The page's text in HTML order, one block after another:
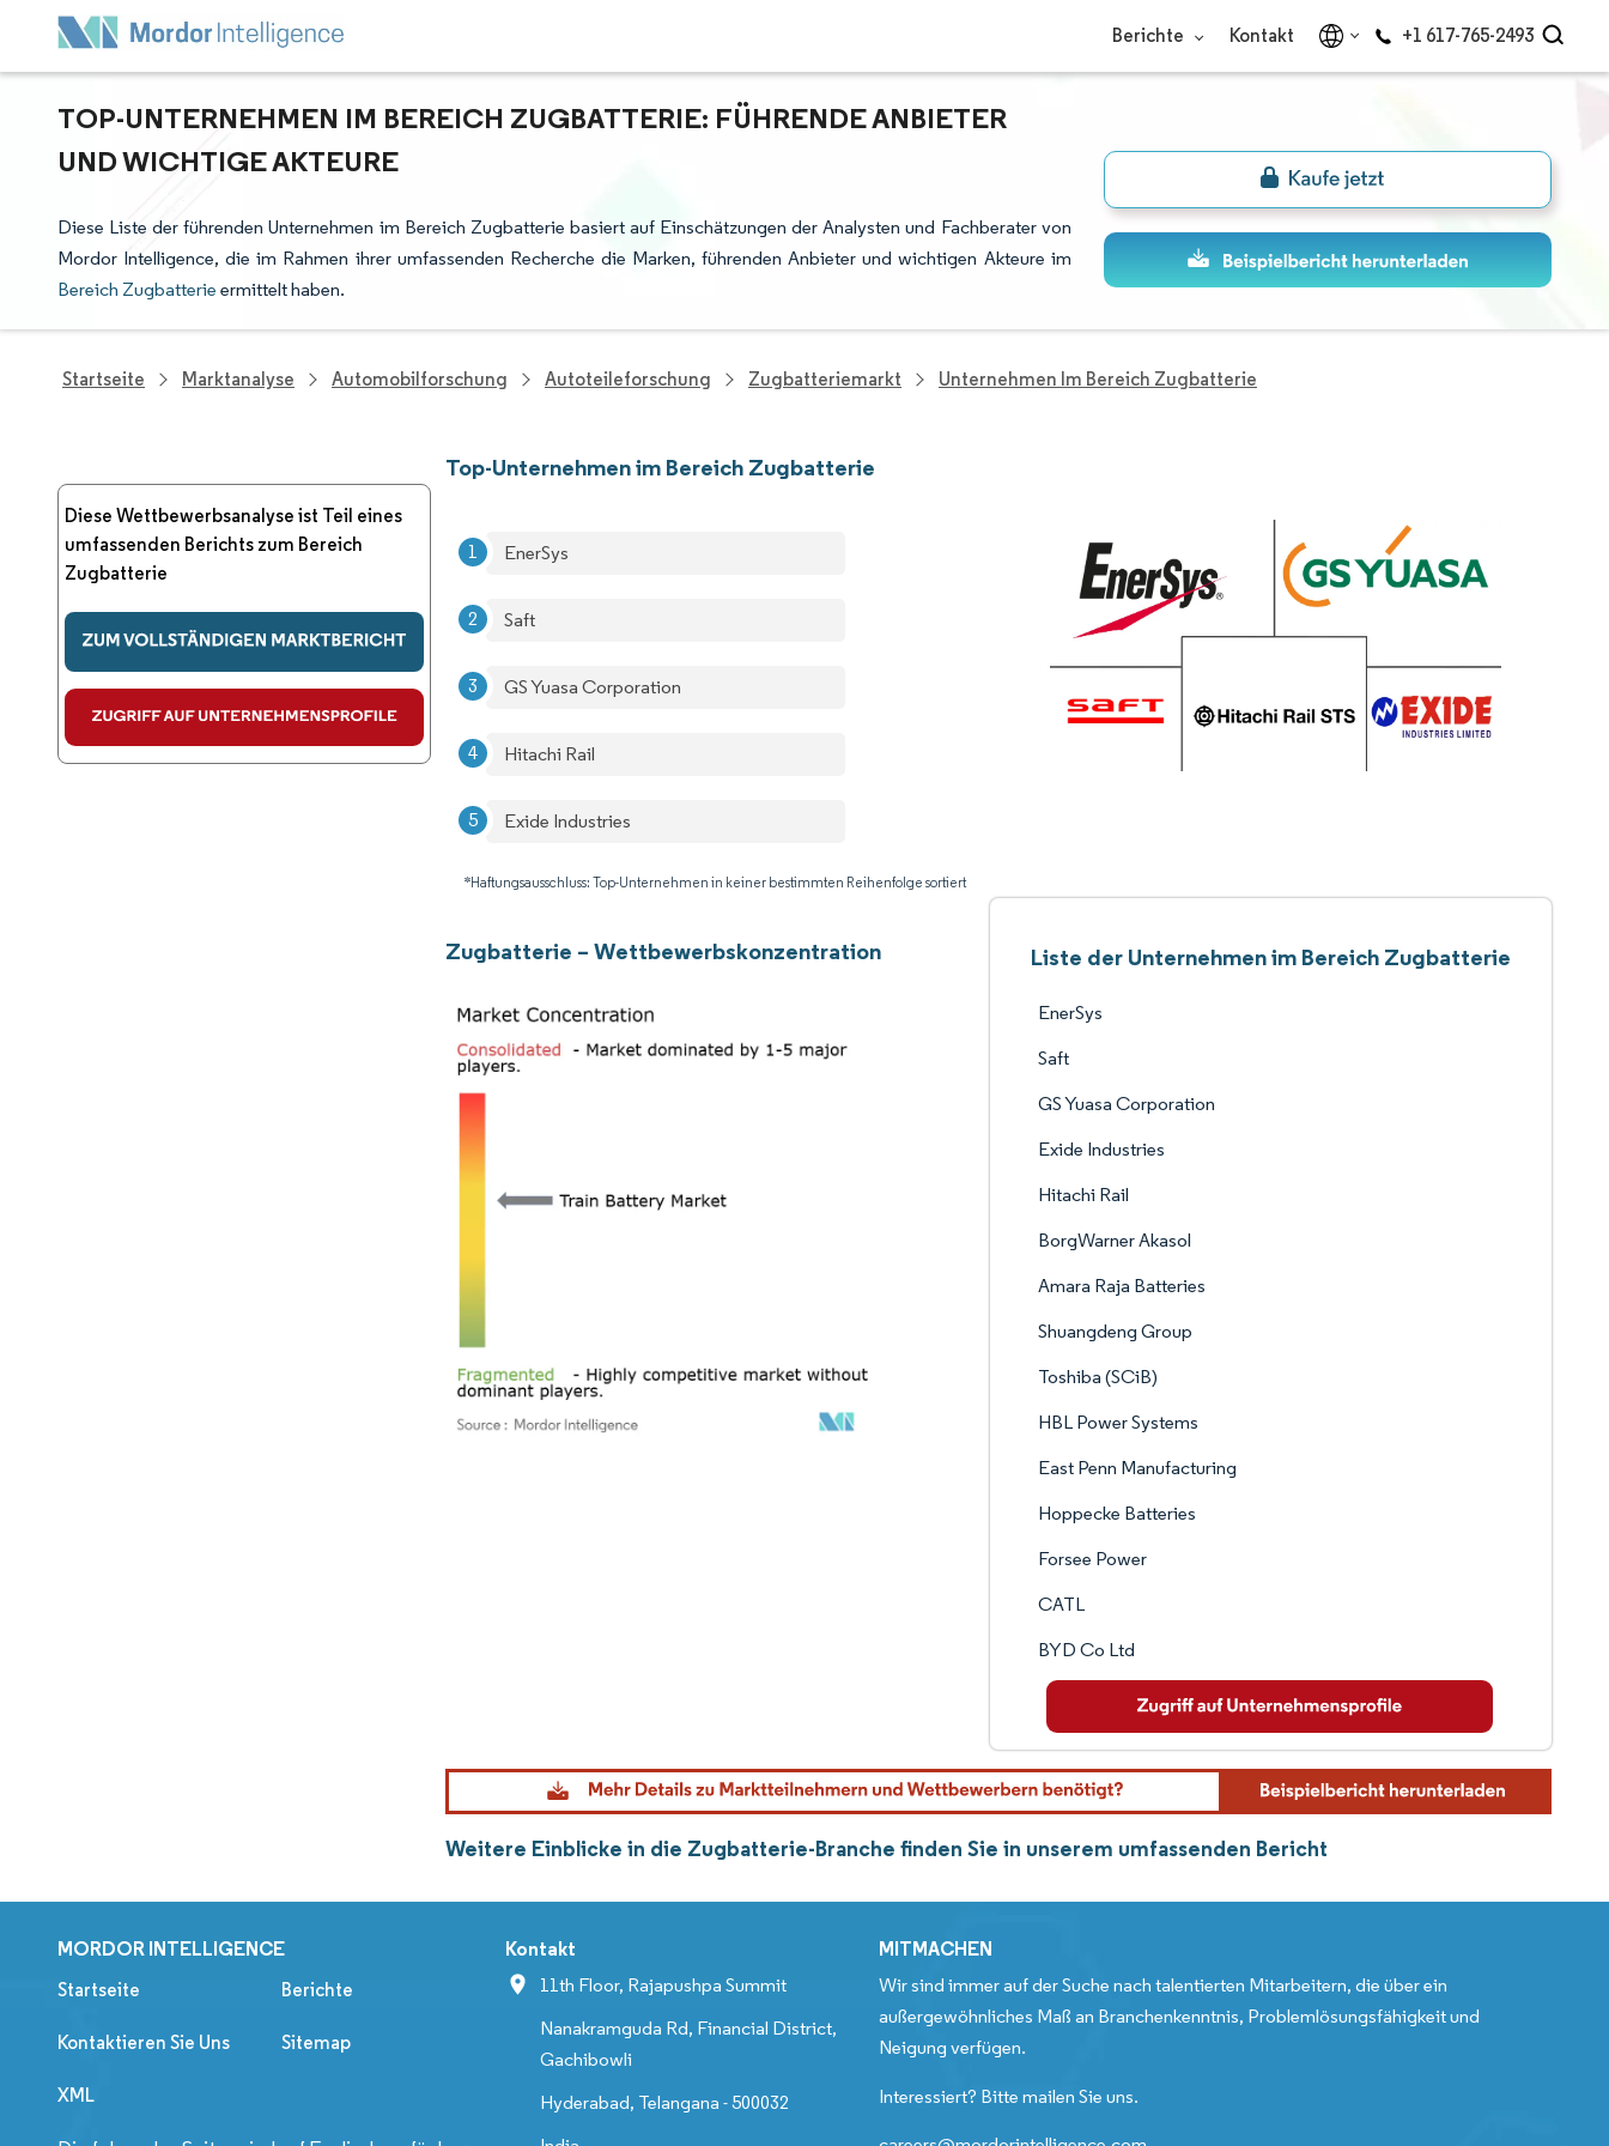
Berichte Kontakt +1 617-765-2493
TOP-UNTERNEHMEN IM BEREICH ZUGBATTERIE: FÜHRENDE ANBIETER
UND WICHTIGE AKTEURE
Diese Liste der führenden Unternehmen im Bereich Zugbatterie basiert auf Einschätzungen der Analysten und Fachberater von
Mordor Intelligence, die im Rahmen ihrer umfassenden Recherche die Marken, führenden Anbieter und wichtigen Akteure im
Bereich Zugbatterie ermittelt haben.
Startseite Marktanalyse Automobilforschung Autoteileforschung Zugbatteriemarkt Unternehmen Im Bereich Zugbatterie
Diese Wettbewerbsanalyse ist Teil eines
umfassenden Berichts zum Bereich
Zugbatterie
Top-Unternehmen im Bereich Zugbatterie
EnerSys
Saft
GS Yuasa Corporation
Hitachi Rail
Exide Industries
*Haftungsausschluss: Top-Unternehmen in keiner bestimmten Reihenfolge sortiert
Zugbatterie – Wettbewerbskonzentration Liste der Unternehmen im Bereich Zugbatterie
EnerSys
Saft
GS Yuasa Corporation
Exide Industries
Hitachi Rail
BorgWarner Akasol
Amara Raja Batteries
Shuangdeng Group
Toshiba (SCiB)
HBL Power Systems
East Penn Manufacturing
Hoppecke Batteries
Forsee Power
CATL
BYD Co Ltd
Weitere Einblicke in die Zugbatterie-Branche finden Sie in unserem umfassenden Bericht
MORDOR INTELLIGENCE
Startseite Berichte
Kontaktieren Sie Uns Sitemap
XML
Kontakt
11th Floor, Rajapushpa Summit
Nanakramguda Rd, Financial District,
Gachibowli
Hyderabad, Telangana - 500032
MITMACHEN
Wir sind immer auf der Suche nach talentierten Mitarbeitern, die über ein
außergewöhnliches Maß an Branchenkenntnis, Problemlösungsfähigkeit und
Neigung verfügen.
Interessiert? Bitte mailen Sie uns.